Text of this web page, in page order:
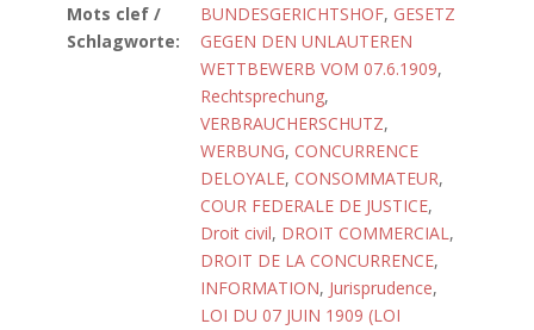
Mots clef /
Schlagworte:
BUNDESGERICHTSHOF, GESETZ
GEGEN DEN UNLAUTEREN
WETTBEWERB VOM 07.6.1909,
Rechtsprechung,
VERBRAUCHERSCHUTZ,
WERBUNG, CONCURRENCE
DELOYALE, CONSOMMATEUR,
COUR FEDERALE DE JUSTICE,
Droit civil, DROIT COMMERCIAL,
DROIT DE LA CONCURRENCE,
INFORMATION, Jurisprudence,
LOI DU 07 JUIN 1909 (LOI